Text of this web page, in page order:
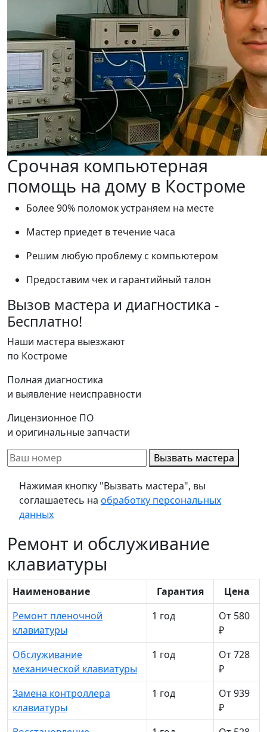
Срочная компьютерная
помощь на дому в Костроме
Более 90% поломок устраняем на месте
Мастер приедет в течение часа
Решим любую проблему с компьютером
Предоставим чек и гарантийный талон
Вызов мастера и диагностика -
Бесплатно!
Наши мастера выезжают
по Костроме
Полная диагностика
и выявление неисправности
Лицензионное ПО
и оригинальные запчасти
Вызвать мастера
Нажимая кнопку "Вызвать мастера", вы
соглашаетесь на обработку персональных
данных
Ремонт и обслуживание
клавиатуры
Наименование Гарантия
Цена
Ремонт пленочной
клавиатуры
1 год
От 580
₽
Обслуживание
механической клавиатуры
1 год
От 728
₽
Замена контроллера
клавиатуры
1 год
От 939
₽